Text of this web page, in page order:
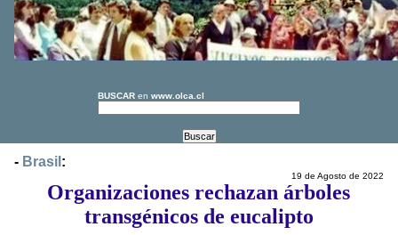
BUSCAR en www.olca.cl
- Brasil :
19 de Agosto de 2022
Organizaciones rechazan árboles
transgénicos de eucalipto